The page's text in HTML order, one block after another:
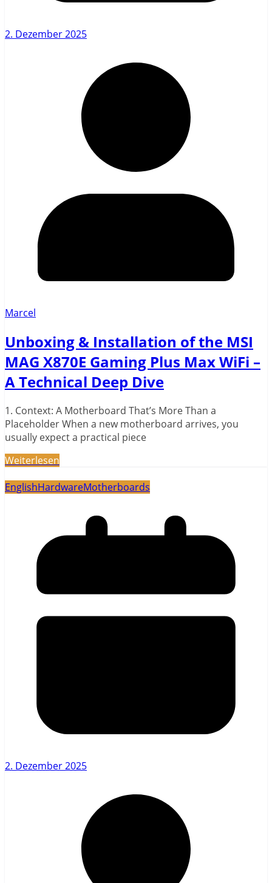
2. Dezember 2025
Marcel
Unboxing & Installation of the MSI
MAG X870E Gaming Plus Max WiFi –
A Technical Deep Dive
1. Context: A Motherboard That’s More Than a
Placeholder When a new motherboard arrives, you
usually expect a practical piece
Weiterlesen
EnglishHardwareMotherboards
2. Dezember 2025